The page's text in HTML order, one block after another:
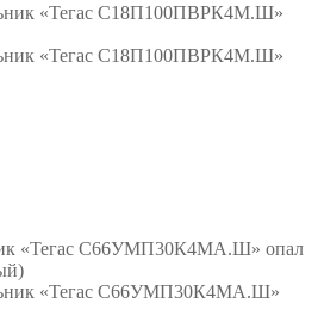
«Тегас С66УМП30К4МА.Ш» опал